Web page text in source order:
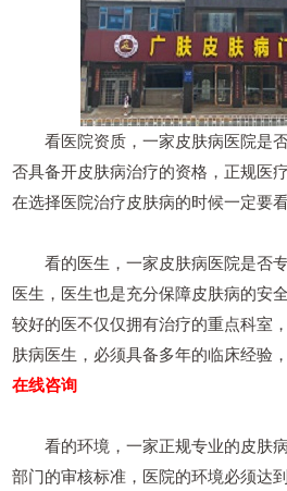
看医院资质，一家皮肤病医院是否
否具备开皮肤病治疗的资格，正规医
在选择医院治疗皮肤病的时候一定要
看的医生，一家皮肤病医院是否专
医生，医生也是充分保障皮肤病的安
较好的医不仅仅拥有治疗的重点科室
肤病医生，必须具备多年的临床经验
在线咨询
看的环境，一家正规专业的皮肤病
部门的审核标准，医院的环境必须达